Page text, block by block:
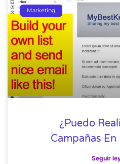
Marketing
¿Puedo
Campañas En
Seguir